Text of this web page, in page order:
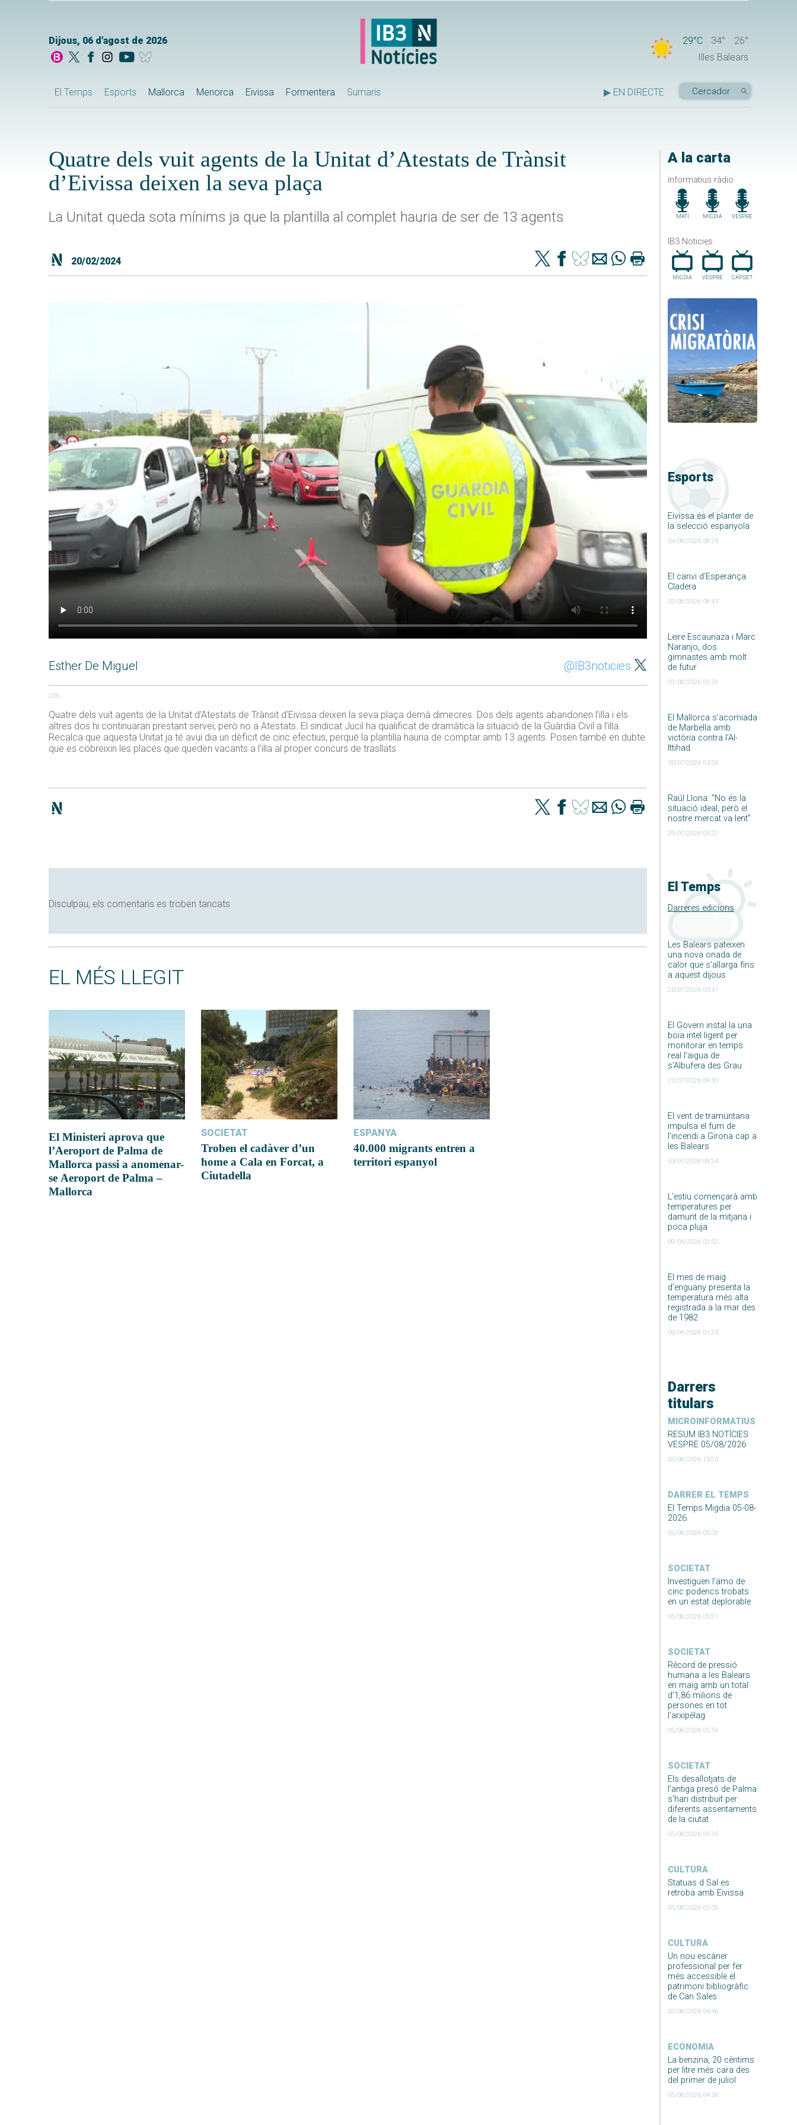
Dijous, 06 d'agost de 2026 29°C 34°
26°
Illes Balears
El Temps Esports Mallorca Menorca Eivissa Formentera Sumaris ▶ EN DIRECTE
A la carta
informatius ràdio
MATÍ MIGDIA VESPRE
IB3 Noticies
MIGDIA VESPRE CAP.SET
Esports
Eivissa és el planter de
la selecció espanyola
04/08/2026 08:24
El canvi d’Esperança
Cladera
02/08/2026 08:43
Leire Escauriaza i Marc
Naranjo, dos
gimnastes amb molt
de futur
01/08/2026 05:59
El Mallorca s’acomiada
de Marbella amb
victòria contra l’Al-
Ittihad
30/07/2026 03:56
Raúl Llona: ”No és la
situació ideal, però el
nostre mercat va lent”
29/07/2026 05:22
El Temps
Darreres edicions
Les Balears pateixen
una nova onada de
calor que s’allarga fins
a aquest dijous
20/07/2026 03:47
El Govern instal·la una
boia intel·ligent per
monitorar en temps
real l’aigua de
s’Albufera des Grau
20/07/2026 09:33
El vent de tramuntana
impulsa el fum de
l’incendi a Girona cap a
les Balears
03/07/2026 09:24
L’estiu començarà amb
temperatures per
damunt de la mitjana i
poca pluja
09/06/2026 02:52
El mes de maig
d’enguany presenta la
temperatura més alta
registrada a la mar des
de 1982
09/06/2026 01:24
Darrers
titulars
MICROINFORMATIUS
RESUM IB3 NOTÍCIES
VESPRE 05/08/2026
05/08/2026 10:20
DARRER EL TEMPS
El Temps Migdia 05-08-
2026
05/08/2026 05:00
SOCIETAT
Investiguen l’amo de
cinc podencs trobats
en un estat deplorable
05/08/2026 05:21
SOCIETAT
Rècord de pressió
humana a les Balears
en maig amb un total
d’1,86 milions de
persones en tot
l’arxipèlag
05/08/2026 05:19
SOCIETAT
Els desallotjats de
l’antiga presó de Palma
s’han distribuit per
diferents assentaments
de la ciutat
05/08/2026 05:15
CULTURA
Statuas d Sal es
retroba amb Eivissa
05/08/2026 05:00
CULTURA
Un nou escàner
professional per fer
més accessible el
patrimoni bibliogràfic
de Can Sales
05/08/2026 04:46
ECONOMIA
La benzina, 20 cèntims
per litre més cara des
del primer de juliol
05/08/2026 04:36
Quatre dels vuit agents de la Unitat d’Atestats de Trànsit
d’Eivissa deixen la seva plaça
La Unitat queda sota mínims ja que la plantilla al complet hauria de ser de 13 agents
20/02/2024
Esther De Miguel @IB3noticies
206
Quatre dels vuit agents de la Unitat d’Atestats de Trànsit d’Eivissa deixen la seva plaça demà dimecres. Dos dels agents abandonen l’illa i els
altres dos hi continuaran prestant servei, però no a Atestats. El sindicat Jucil ha qualificat de dramàtica la situació de la Guàrdia Civil a l’illa.
Recalca que aquesta Unitat ja té avui dia un dèficit de cinc efectius, perquè la plantilla hauria de comptar amb 13 agents. Posen també en dubte
que es cobreixin les places que queden vacants a l’illa al proper concurs de trasllats
Disculpau, els comentaris es troben tancats
EL MÉS LLEGIT
El Ministeri aprova que
l’Aeroport de Palma de
Mallorca passi a anomenar-
se Aeroport de Palma –
Mallorca
SOCIETAT
Troben el cadàver d’un
home a Cala en Forcat, a
Ciutadella
ESPANYA
40.000 migrants entren a
territori espanyol